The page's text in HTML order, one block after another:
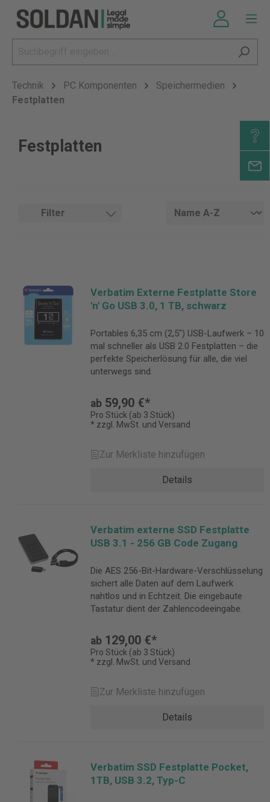
Technik PC Komponenten
Speichermedien
Festplatten
Festplatten
Filter
Verbatim Externe Festplatte Store
'n' Go USB 3.0, 1 TB, schwarz
Portables 6,35 cm (2,5") USB-Laufwerk – 10
mal schneller als USB 2.0 Festplatten – die
perfekte Speicherlösung für alle, die viel
unterwegs sind.
ab 59,90 €*
Pro Stück (ab 3 Stück)
* zzgl. MwSt. und Versand
Zur Merkliste hinzufügen
Details
Verbatim externe SSD Festplatte
USB 3.1 - 256 GB Code Zugang
Die AES 256-Bit-Hardware-Verschlüsselung
sichert alle Daten auf dem Laufwerk
nahtlos und in Echtzeit. Die eingebaute
Tastatur dient der Zahlencodeeingabe.
ab 129,00 €*
Pro Stück (ab 3 Stück)
* zzgl. MwSt. und Versand
Zur Merkliste hinzufügen
Details
Verbatim SSD Festplatte Pocket,
1TB, USB 3.2, Typ-C